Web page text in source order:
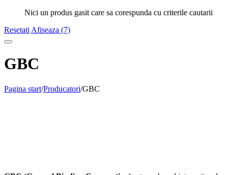
Nici un produs gasit care sa corespunda cu criterile cautarii
Resetati Afiseaza (7)
GBC
Pagina start/Producatori/GBC